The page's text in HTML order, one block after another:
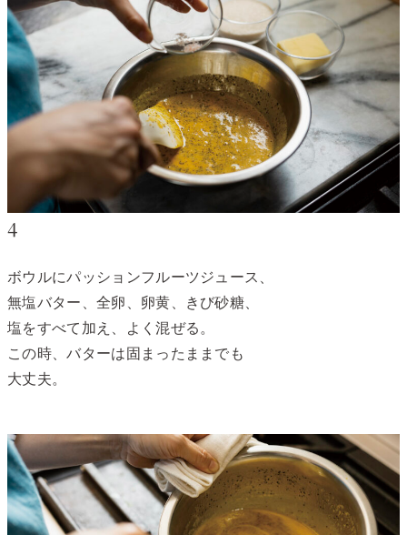
4
ボウルにパッションフルーツジュース、
無塩バター、全卵、卵黄、きび砂糖、
塩をすべて加え、よく混ぜる。
この時、バターは固まったままでも
大丈夫。